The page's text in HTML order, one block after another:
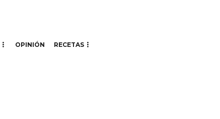
OPINIÓN RECETAS